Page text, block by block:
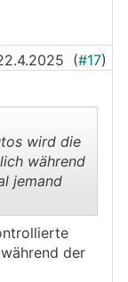
(#17)
wird die
während
jemand
der